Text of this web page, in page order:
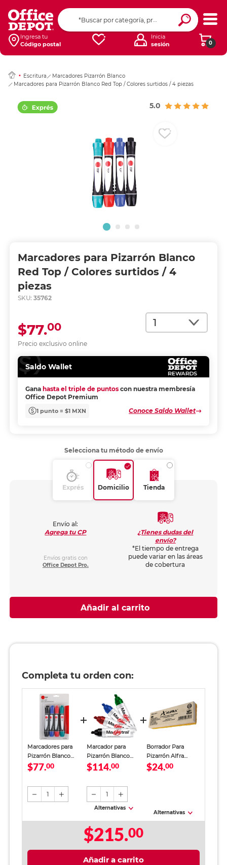
Ingresa tu
Código postal
0
Inicia
sesión
Escritura
Marcadores Pizarrón Blanco
Marcadores para Pizarrón Blanco Red Top / Colores surtidos / 4 piezas
5.0
Marcadores para Pizarrón Blanco
Red Top / Colores surtidos / 4
piezas
SKU: 35762
Cantidad
Precio exclusivo online
$77.00
Saldo Wallet
Gana hasta el triple de puntos con nuestra membresía
Office Depot Premium
1 punto = $1 MXN Conoce Saldo Wallet
Ingresar Codigo
Selecciona tu método de envío
Exprés Domicilio Tienda
Envío al:
Agrega tu CP
Envíos gratis con
Office Depot Pro.
¿Tienes dudas del
envío?
*El tiempo de entrega
puede variar en las áreas
de cobertura
Añadir al carrito
Completa tu orden con:
Marcadores para
Pizarrón Blanco
Red Top / Colores
$77.00
1
Marcador para
Pizarrón Blanco
Azor Magistral 4
$114.00
1
Alternativas
Borrador Para
Pizarrón Alfra
Básico
$24.00
Alternativas
$215.00
Añadir a carrito